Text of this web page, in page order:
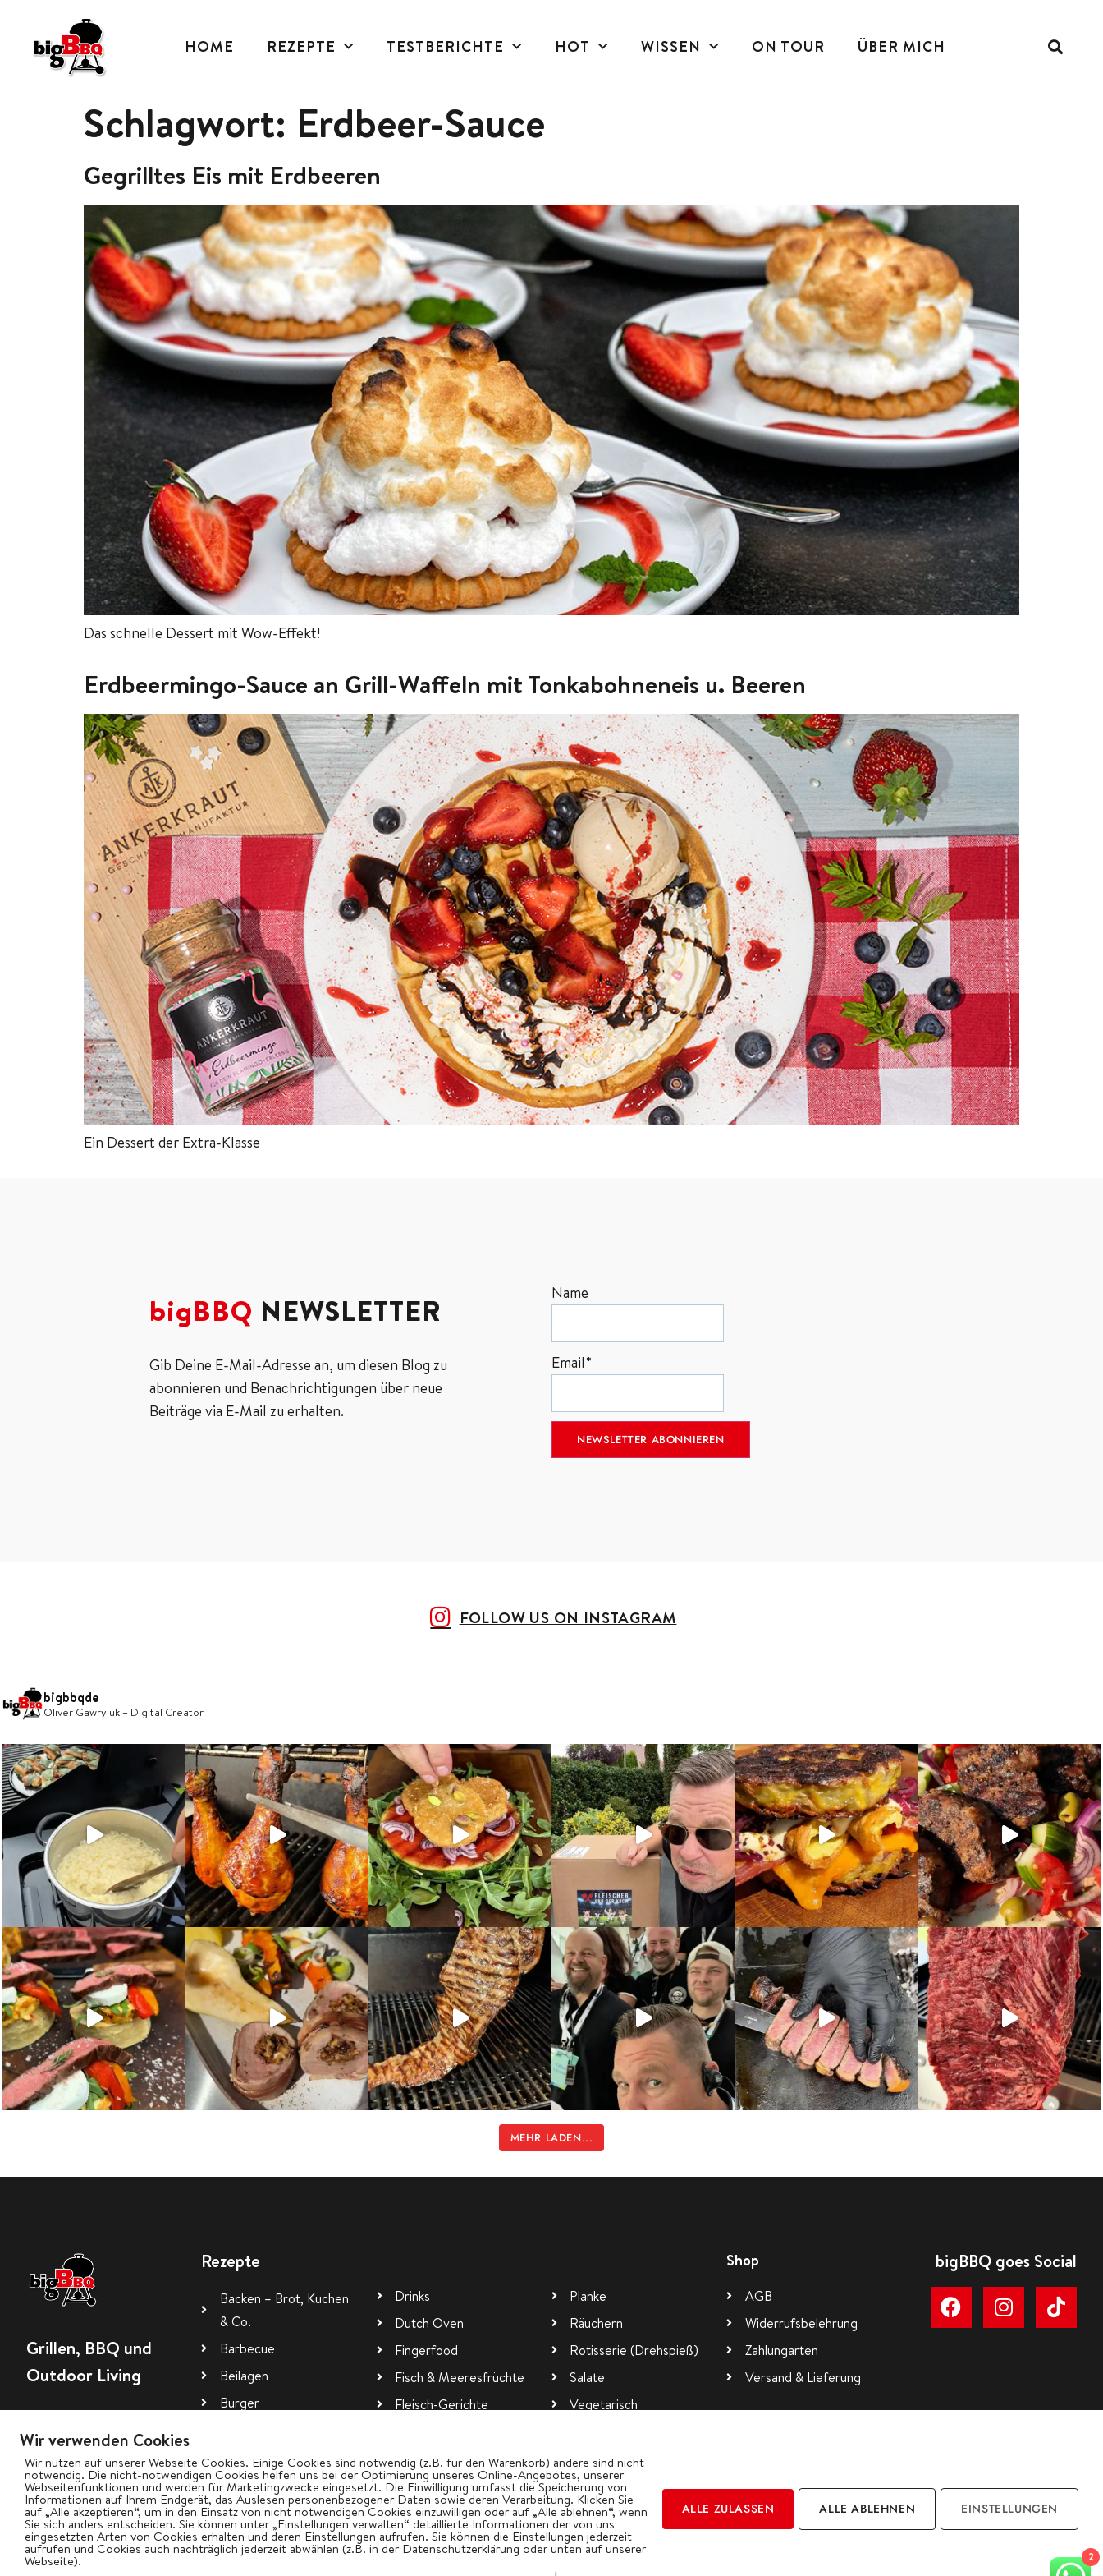
HOME REZEPTE TESTBERICHTE HOT WISSEN ON TOUR ÜBER MICH
Schlagwort: Erdbeer-Sauce
Gegrilltes Eis mit Erdbeeren
Das schnelle Dessert mit Wow-Effekt!
Erdbeermingo-Sauce an Grill-Waffeln mit Tonkabohneneis u. Beeren
Ein Dessert der Extra-Klasse
bigBBQ NEWSLETTER
Gib Deine E-Mail-Adresse an, um diesen Blog zu
abonnieren und Benachrichtigungen über neue
Beiträge via E-Mail zu erhalten.
Name
Email*
FOLLOW US ON INSTAGRAM
bigbbqde
Oliver Gawryluk – Digital Creator
MEHR LADEN...
Grillen, BBQ und
Outdoor Living
Rezepte
Backen – Brot, Kuchen
& Co.
Barbecue
Beilagen
Burger
Dips, Saucen, Rubs
Drinks
Dutch Oven
Fingerfood
Fisch & Meeresfrüchte
Fleisch-Gerichte
Planke
Räuchern
Rotisserie (Drehspieß)
Salate
Vegetarisch
Shop
AGB
Widerrufsbelehrung
Zahlungarten
Versand & Lieferung
bigBBQ goes Social
2
Wir verwenden Cookies
Wir nutzen auf unserer Webseite Cookies. Einige Cookies sind notwendig (z.B. für den Warenkorb) andere sind nicht
notwendig. Die nicht-notwendigen Cookies helfen uns bei der Optimierung unseres Online-Angebotes, unserer
Webseitenfunktionen und werden für Marketingzwecke eingesetzt. Die Einwilligung umfasst die Speicherung von
Informationen auf Ihrem Endgerät, das Auslesen personenbezogener Daten sowie deren Verarbeitung. Klicken Sie
auf „Alle akzeptieren“, um in den Einsatz von nicht notwendigen Cookies einzuwilligen oder auf „Alle ablehnen“, wenn
Sie sich anders entscheiden. Sie können unter „Einstellungen verwalten“ detaillierte Informationen der von uns
eingesetzten Arten von Cookies erhalten und deren Einstellungen aufrufen. Sie können die Einstellungen jederzeit
aufrufen und Cookies auch nachträglich jederzeit abwählen (z.B. in der Datenschutzerklärung oder unten auf unserer
Webseite).
ALLE ZULASSEN ALLE ABLEHNEN EINSTELLUNGEN